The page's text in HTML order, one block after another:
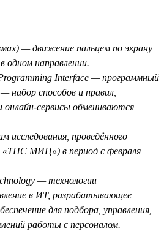
— движение пальцем по экрану
одном направлении.
Interface — программный
набор способов и правил,
сервисы обмениваются
исследования, проведённого
«ТНС МИЦ») в период с февраля
— технологии
в ИТ, разрабатывающее
для подбора, управления,
работы с персоналом.